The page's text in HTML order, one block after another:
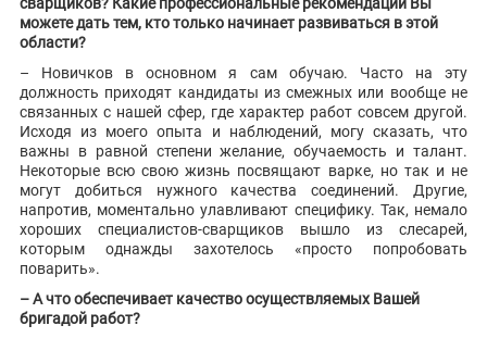
можете дать тем, кто только начинает развиваться в этой
области?
– Новичков в основном я сам обучаю. Часто на эту
должность приходят кандидаты из смежных или вообще не
связанных с нашей сфер, где характер работ совсем другой.
Исходя из моего опыта и наблюдений, могу сказать, что
важны в равной степени желание, обучаемость и талант.
Некоторые всю свою жизнь посвящают варке, но так и не
могут добиться нужного качества соединений. Другие,
напротив, моментально улавливают специфику. Так, немало
хороших специалистов-сварщиков вышло из слесарей,
которым однажды захотелось «просто попробовать
поварить».
– А что обеспечивает качество осуществляемых Вашей
бригадой работ?